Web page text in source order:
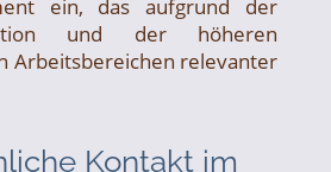
ein, das aufgrund der
und der höheren
Arbeitsbereichen relevanter
Kontakt im